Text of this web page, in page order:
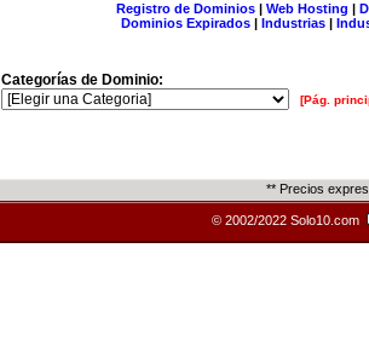
Registro de Dominios| Web Hosting |
Dominios Expirados | Industrias |
Categorías de Dominio:
[Pág.
** Precios
© 2002/2022 Solo10.com